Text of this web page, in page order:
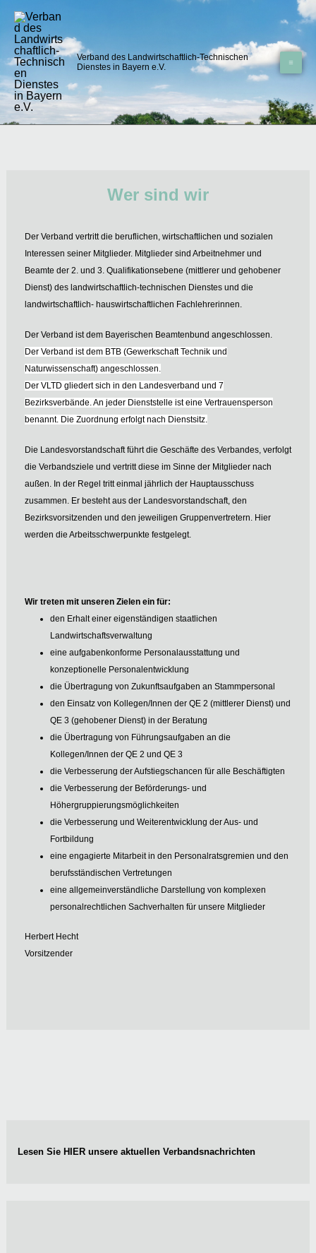
Inhalt
springen
Verband des Landwirtschaftlich-Technischen
Dienstes in Bayern e.V.
Wer sind wir
Der Verband vertritt die beruflichen, wirtschaftlichen und sozialen
Interessen seiner Mitglieder. Mitglieder sind Arbeitnehmer und
Beamte der 2. und 3. Qualifikationsebene (mittlerer und gehobener
Dienst) des landwirtschaftlich-technischen Dienstes und die
landwirtschaftlich- hauswirtschaftlichen Fachlehrerinnen.
Der Verband ist dem Bayerischen Beamtenbund angeschlossen.
Der Verband ist dem BTB (Gewerkschaft Technik und
Naturwissenschaft) angeschlossen.
Der VLTD gliedert sich in den Landesverband und 7
Bezirksverbände. An jeder Dienststelle ist eine Vertrauensperson
benannt. Die Zuordnung erfolgt nach Dienstsitz.
Die Landesvorstandschaft führt die Geschäfte des Verbandes, verfolgt
die Verbandsziele und vertritt diese im Sinne der Mitglieder nach
außen. In der Regel tritt einmal jährlich der Hauptausschuss
zusammen. Er besteht aus der Landesvorstandschaft, den
Bezirksvorsitzenden und den jeweiligen Gruppenvertretern. Hier
werden die Arbeitsschwerpunkte festgelegt.
Wir treten mit unseren Zielen ein für:
den Erhalt einer eigenständigen staatlichen
Landwirtschaftsverwaltung
eine aufgabenkonforme Personalausstattung und
konzeptionelle Personalentwicklung
die Übertragung von Zukunftsaufgaben an Stammpersonal
den Einsatz von Kollegen/Innen der QE 2 (mittlerer Dienst) und
QE 3 (gehobener Dienst) in der Beratung
die Übertragung von Führungsaufgaben an die
Kollegen/Innen der QE 2 und QE 3
die Verbesserung der Aufstiegschancen für alle Beschäftigten
die Verbesserung der Beförderungs- und
Höhergruppierungsmöglichkeiten
die Verbesserung und Weiterentwicklung der Aus- und
Fortbildung
eine engagierte Mitarbeit in den Personalratsgremien und den
berufsständischen Vertretungen
eine allgemeinverständliche Darstellung von komplexen
personalrechtlichen Sachverhalten für unsere Mitglieder
Herbert Hecht
Vorsitzender
Lesen Sie HIERunsere aktuellen Verbandsnachrichten